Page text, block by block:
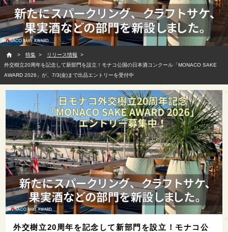
特集
リリース情報
外交樹立20周年を記念して新部門を設立！モナコ公国の日本酒コンクール「MONACO SAKE
AWARD 2026」が、7/3(金)まで出品エントリーを受付中
外交樹立20周年を記念して新部門を設立！モナコ公